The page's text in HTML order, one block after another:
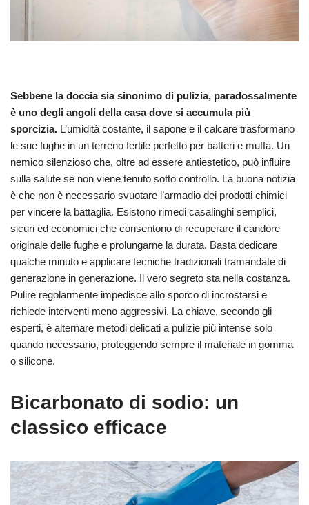
Sebbene la doccia sia sinonimo di pulizia, paradossalmente
è uno degli angoli della casa dove si accumula più
sporcizia. L’umidità costante, il sapone e il calcare trasformano
le sue fughe in un terreno fertile perfetto per batteri e muffa. Un
nemico silenzioso che, oltre ad essere antiestetico, può influire
sulla salute se non viene tenuto sotto controllo. La buona notizia
è che non è necessario svuotare l’armadio dei prodotti chimici
per vincere la battaglia. Esistono rimedi casalinghi semplici,
sicuri ed economici che consentono di recuperare il candore
originale delle fughe e prolungarne la durata. Basta dedicare
qualche minuto e applicare tecniche tradizionali tramandate di
generazione in generazione. Il vero segreto sta nella costanza.
Pulire regolarmente impedisce allo sporco di incrostarsi e
richiede interventi meno aggressivi. La chiave, secondo gli
esperti, è alternare metodi delicati a pulizie più intense solo
quando necessario, proteggendo sempre il materiale in gomma
o silicone.
Bicarbonato di sodio: un
classico efficace